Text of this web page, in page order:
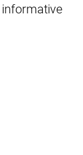
informative